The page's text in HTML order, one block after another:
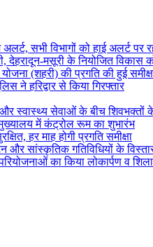
सभी विभागों को हाई अलर्ट पर
देहरादून-मसूरी के नियोजित विकास
(शहरी) की प्रगति की हुई
ने हरिद्वार से किया गिरफ्तार
स्वास्थ्य सेवाओं के बीच शिवभक्तों के
में कंट्रोल रूम का शुभारंभ
हर माह होगी प्रगति समीक्षा
और सांस्कृतिक गतिविधियों के
का किया लोकार्पण व